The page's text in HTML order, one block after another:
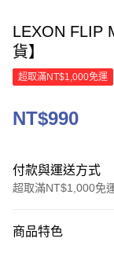
LEXON FLIP
貨】
超取滿NT$1,000免運
NT$990
付款與運送方式
超取滿NT$1,000免
信用卡一次付款
商品特色